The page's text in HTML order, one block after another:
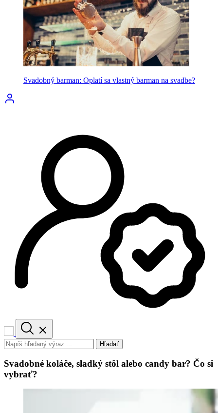
Svadobný barman: Oplatí sa vlastný barman na svadbe?
Hľadať
Svadobné koláče, sladký stôl alebo candy bar? Čo si
vybrať?